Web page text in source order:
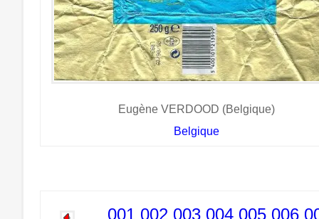
Eugène VERDOOD (Belgique)
Belgique
001 002 003 004 005 006